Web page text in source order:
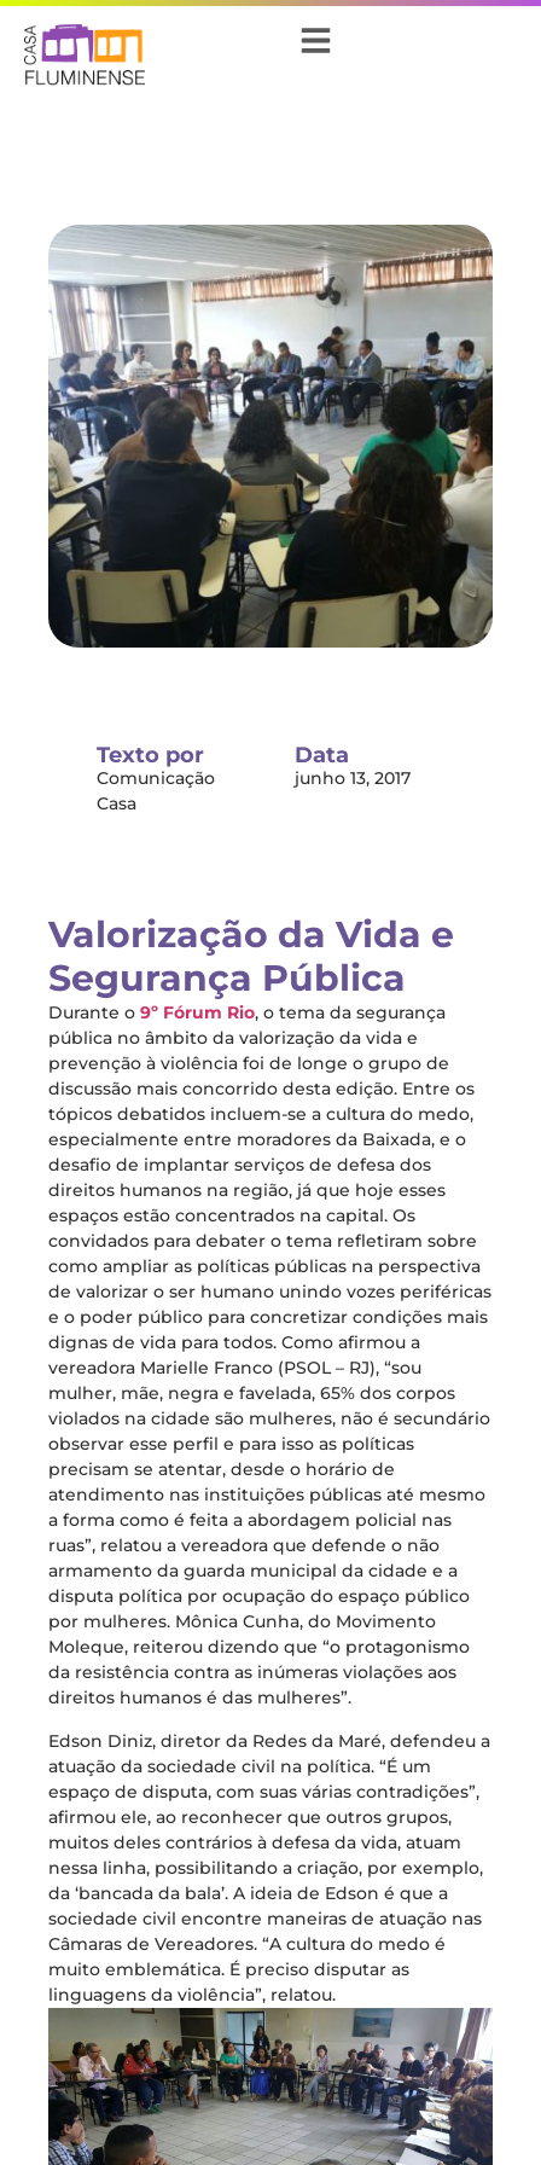
Texto por
Comunicação
Casa
Data
junho 13, 2017
Valorização da Vida e
Segurança Pública
Durante o 9º Fórum Rio, o tema da segurança
pública no âmbito da valorização da vida e
prevenção à violência foi de longe o grupo de
discussão mais concorrido desta edição. Entre os
tópicos debatidos incluem-se a cultura do medo,
especialmente entre moradores da Baixada, e o
desafio de implantar serviços de defesa dos
direitos humanos na região, já que hoje esses
espaços estão concentrados na capital. Os
convidados para debater o tema refletiram sobre
como ampliar as políticas públicas na perspectiva
de valorizar o ser humano unindo vozes periféricas
e o poder público para concretizar condições mais
dignas de vida para todos. Como afirmou a
vereadora Marielle Franco (PSOL – RJ), “sou
mulher, mãe, negra e favelada, 65% dos corpos
violados na cidade são mulheres, não é secundário
observar esse perfil e para isso as políticas
precisam se atentar, desde o horário de
atendimento nas instituições públicas até mesmo
a forma como é feita a abordagem policial nas
ruas”, relatou a vereadora que defende o não
armamento da guarda municipal da cidade e a
disputa política por ocupação do espaço público
por mulheres. Mônica Cunha, do Movimento
Moleque, reiterou dizendo que “o protagonismo
da resistência contra as inúmeras violações aos
direitos humanos é das mulheres”.
Edson Diniz, diretor da Redes da Maré, defendeu a
atuação da sociedade civil na política. “É um
espaço de disputa, com suas várias contradições”,
afirmou ele, ao reconhecer que outros grupos,
muitos deles contrários à defesa da vida, atuam
nessa linha, possibilitando a criação, por exemplo,
da ‘bancada da bala’. A ideia de Edson é que a
sociedade civil encontre maneiras de atuação nas
Câmaras de Vereadores. “A cultura do medo é
muito emblemática. É preciso disputar as
linguagens da violência”, relatou.